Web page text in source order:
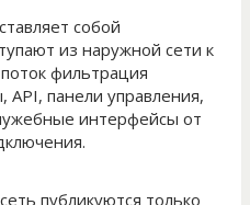
собой
из наружной сети к
фильтрация
панели управления,
интерфейсы от
публикуются только